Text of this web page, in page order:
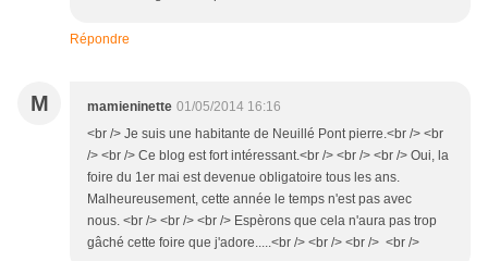
Répondre
M mamieninette 01/05/2014 16:16
<br /> Je suis une habitante de Neuillé Pont pierre.<br /> <br
/> <br /> Ce blog est fort intéressant.<br /> <br /> <br /> Oui, la
foire du 1er mai est devenue obligatoire tous les ans.
Malheureusement, cette année le temps n'est pas avec
nous. <br /> <br /> <br /> Espèrons que cela n'aura pas trop
gâché cette foire que j'adore.....<br /> <br /> <br /> <br />